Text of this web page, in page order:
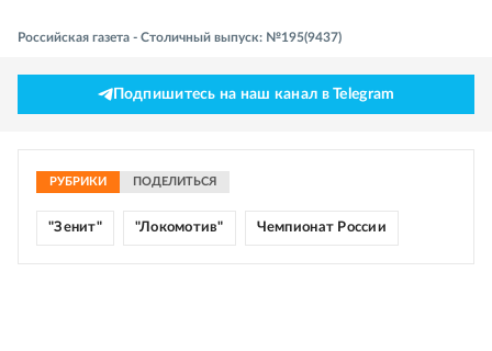
Российская газета - Столичный выпуск: №195(9437)
Подпишитесь на наш канал в Telegram
РУБРИКИ ПОДЕЛИТЬСЯ
"Зенит" "Локомотив" Чемпионат России